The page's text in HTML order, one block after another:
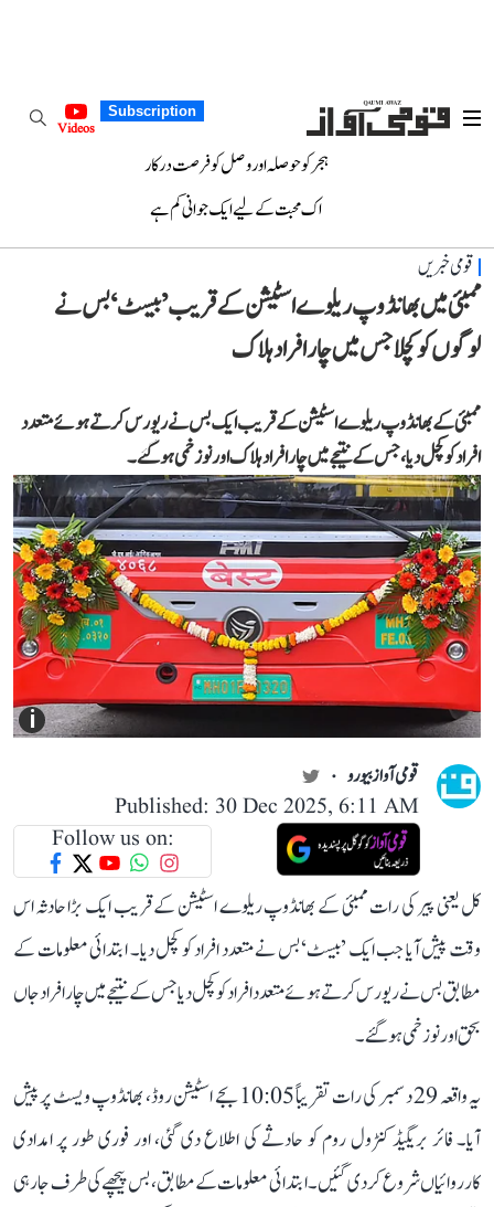
Subscription
Videos
ہجر کو حوصلہ اور وصل کو فرصت درکار
اک محبت کے لیے ایک جوانی کم ہے
قومی خبریں
ممبئی میں بھانڈوپ ریلوے اسٹیشن کے قریب’ بیسٹ ‘ بس نے
لوگوں کو کچلا جس میں چار افرادہلاک
ممبئی کے بھانڈوپ ریلوے اسٹیشن کے قریب ایک بس نے ریورس کرتے ہوئے متعدد
افراد کو کچل دیا، جس کے نتیجے میں چار افراد ہلاک اور نو زخمی ہوگئے۔
i
قومی آواز بیورو
Published: 30 Dec 2025, 6:11 AM
Follow us on:
کل یعنی پیر کی رات ممبئی کے بھانڈوپ ریلوے اسٹیشن کے قریب ایک بڑا حادثہ اس
وقت پیش آیا جب ایک ’بیسٹ‘ بس نے متعدد افراد کو کچل دیا۔ ابتدائی معلومات کے
مطابق بس نے ریورس کرتے ہوئے متعدد افراد کو کچل دیا جس کے نتیجے میں چار افراد جاں
بحق اور نو زخمی ہوگئے۔
یہ واقعہ 29 دسمبر کی رات تقریباً 10:05 بجے اسٹیشن روڈ، بھانڈوپ ویسٹ پر پیش
آیا۔ فائر بریگیڈ کنٹرول روم کو حادثے کی اطلاع دی گئی، اور فوری طور پر امدادی
کارروائیاں شروع کر دی گئیں۔ ابتدائی معلومات کے مطابق، بس پیچھے کی طرف جا رہی